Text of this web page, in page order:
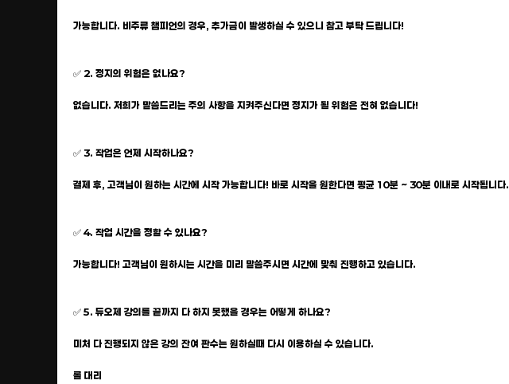
가능합니다. 비주류 챔피언의 경우, 추가금이 발생하실 수 있으니 참고 부탁 드립니다!
✅ 2. 정지의 위험은 없나요?
없습니다. 저희가 말씀드리는 주의 사항을 지켜주신다면 정지가 될 위험은 전혀 없습니다!
✅ 3. 작업은 언제 시작하나요?
결제 후, 고객님이 원하는 시간에 시작 가능합니다! 바로 시작을 원한다면 평균 10분 ~ 30분 이내로 시작됩니다.
✅ 4. 작업 시간을 정할 수 있나요?
가능합니다! 고객님이 원하시는 시간을 미리 말씀주시면 시간에 맞춰 진행하고 있습니다.
✅ 5. 듀오제 강의를 끝까지 다 하지 못했을 경우는 어떻게 하나요?
미처 다 진행되지 않은 강의 잔여 판수는 원하실때 다시 이용하실 수 있습니다.
롤 대리